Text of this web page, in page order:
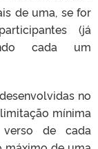
de uma, se for
(já
cada um
no
mínima
de cada